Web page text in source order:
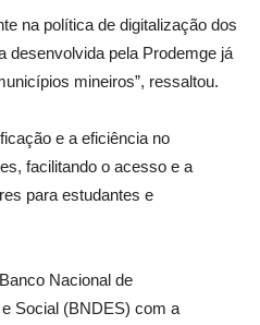
na política de digitalização dos
desenvolvida pela Prodemge já
mineiros”, ressaltou.
e a eficiência no
facilitando o acesso e a
para estudantes e
Nacional de
Social (BNDES) com a